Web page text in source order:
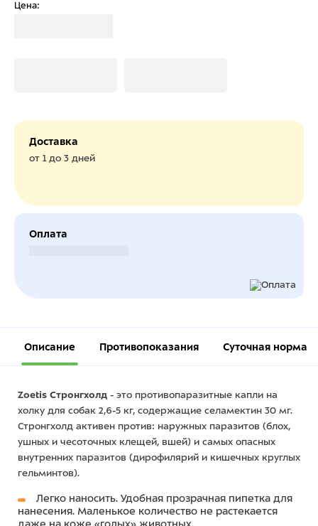
Цена:
Доставка
от 1 до 3 дней
Оплата
Описание Противопоказания Суточная норма
Zoetis Стронгхолд - это противопаразитные капли на
холку для собак 2,6-5 кг, содержащие селамектин 30 мг.
Стронгхолд активен против: наружных паразитов (блох,
ушных и чесоточных клещей, вшей) и самых опасных
внутренних паразитов (дирофилярий и кишечных круглых
гельминтов).
Легко наносить. Удобная прозрачная пипетка для
нанесения. Маленькое количество не растекается